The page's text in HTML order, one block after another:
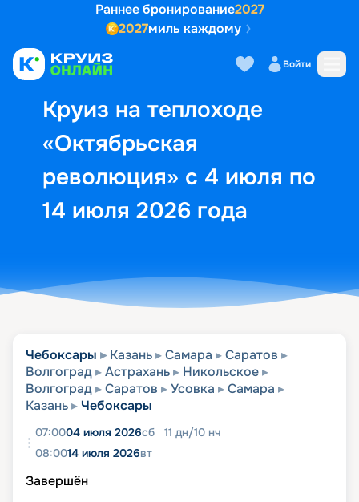
Раннее бронирование2027
2027миль каждому
Войти
Круиз на теплоходе
«Октябрьская
революция» с 4 июля по
14 июля 2026 года
Выбор кают Маршрут и
Чебоксары Казань Самара
Саратов
Волгоград
Астрахань
Никольское
Волгоград
Саратов Усовка
Самара
Казань
Чебоксары
07:0004 июля 2026сб 11 дн/10 нч
08:0014 июля 2026вт
Завершён